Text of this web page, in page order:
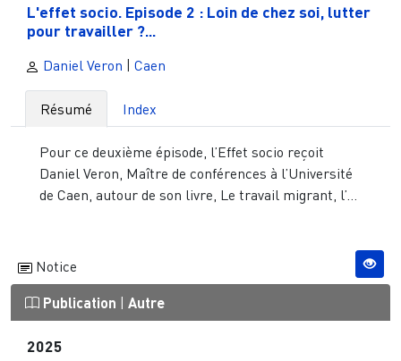
L'effet socio. Episode 2 : Loin de chez soi, lutter
pour travailler ?...
Daniel Veron Caen
Résumé Index
Pour ce deuxième épisode, l’Effet socio reçoit
Daniel Veron, Maître de conférences à l’Université
de Caen, autour de son livre, Le travail migrant, l’...
Notice
Publication Autre
2025